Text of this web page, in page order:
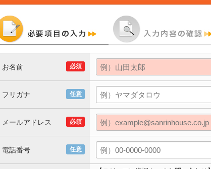
必須
お名前
任意
フリガナ
必須
メールアドレス
任意
電話番号